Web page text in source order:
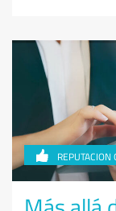
REPUTACION